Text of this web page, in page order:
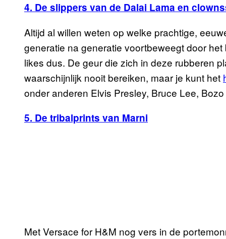
4. De slippers van de Dalai Lama en
Altijd al willen weten op welke prachtige,
generatie na generatie voortbeweegt door
likes dus. De geur die zich in deze rubberen
waarschijnlijk nooit bereiken, maar je kunt het
onder anderen Elvis Presley, Bruce Lee,
5. De tribalprints van Marni
Met Versace for H&M nog vers in de